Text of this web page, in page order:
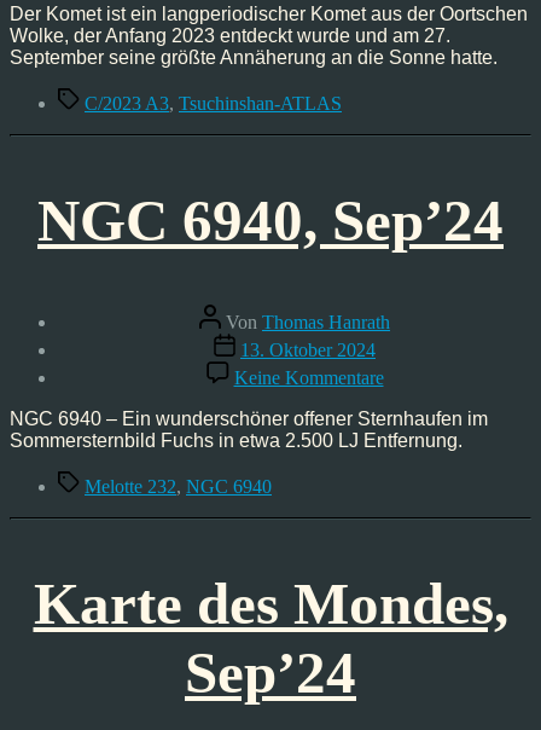
C/2023
A3,
Okt’24
Der Komet ist ein langperiodischer Komet aus der Oortschen
Wolke, der Anfang 2023 entdeckt wurde und am 27.
September seine größte Annäherung an die Sonne hatte.
Schlagwörter
C/2023 A3, Tsuchinshan-ATLAS
NGC 6940, Sep’24
Beitragsautor
Von Thomas Hanrath
Veröffentlichungsdatum
13. Oktober 2024
Keine Kommentarezu
NGC
6940,
Sep’24
NGC 6940 – Ein wunderschöner offener Sternhaufen im
Sommersternbild Fuchs in etwa 2.500 LJ Entfernung.
Schlagwörter
Melotte 232, NGC 6940
Karte des Mondes,
Sep’24